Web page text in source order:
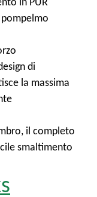
di
la massima
il completo
smaltimento